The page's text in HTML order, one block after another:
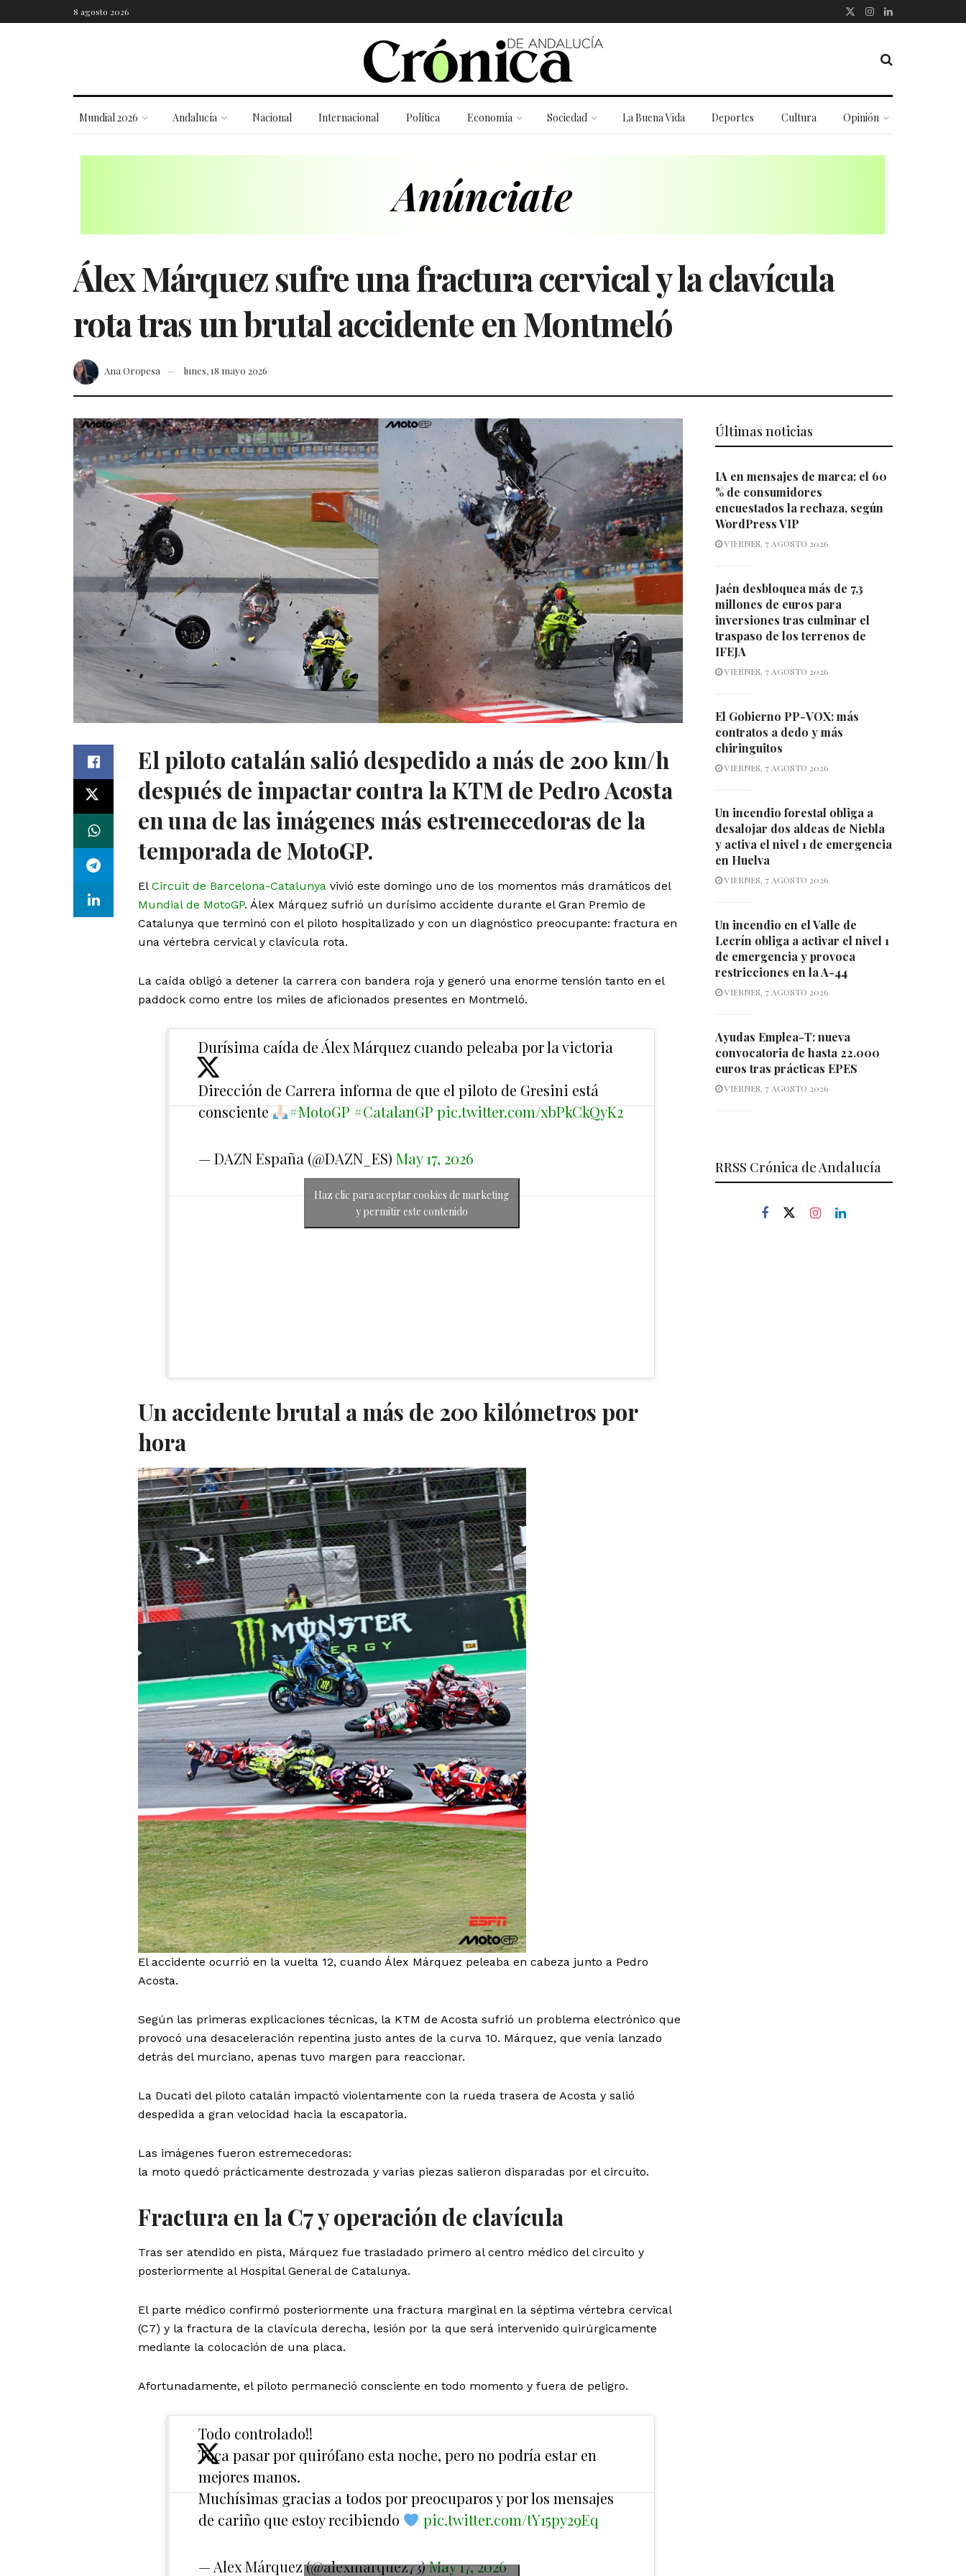
8 agosto 2026
Mundial 2026 Andalucía Nacional Internacional Política Economía Sociedad La Buena Vida Deportes Cultura Opinión
Álex Márquez sufre una fractura cervical y la clavícula
rota tras un brutal accidente en Montmeló
Ana Oropesa lunes, 18 mayo 2026
El piloto catalán salió despedido a más de 200 km/h
después de impactar contra la KTM de Pedro Acosta
en una de las imágenes más estremecedoras de la
temporada de MotoGP.
El Circuit de Barcelona-Catalunya vivió este domingo uno de los momentos más dramáticos del
Mundial de MotoGP. Álex Márquez sufrió un durísimo accidente durante el Gran Premio de
Catalunya que terminó con el piloto hospitalizado y con un diagnóstico preocupante: fractura en
una vértebra cervical y clavícula rota.
La caída obligó a detener la carrera con bandera roja y generó una enorme tensión tanto en el
paddock como entre los miles de aficionados presentes en Montmeló.
Durísima caída de Álex Márquez cuando peleaba por la victoria
Dirección de Carrera informa de que el piloto de Gresini está
consciente
#MotoGP #CatalanGP pic.twitter.com/xbPkCkQyK2
— DAZN España (@DAZN_ES) May 17, 2026
Haz clic para aceptar cookies de marketing
y permitir este contenido
Un accidente brutal a más de 200 kilómetros por
hora
El accidente ocurrió en la vuelta 12, cuando Álex Márquez peleaba en cabeza junto a Pedro
Acosta.
Según las primeras explicaciones técnicas, la KTM de Acosta sufrió un problema electrónico que
provocó una desaceleración repentina justo antes de la curva 10. Márquez, que venía lanzado
detrás del murciano, apenas tuvo margen para reaccionar.
La Ducati del piloto catalán impactó violentamente con la rueda trasera de Acosta y salió
despedida a gran velocidad hacia la escapatoria.
Las imágenes fueron estremecedoras:
la moto quedó prácticamente destrozada y varias piezas salieron disparadas por el circuito.
Fractura en la C7 y operación de clavícula
Tras ser atendido en pista, Márquez fue trasladado primero al centro médico del circuito y
posteriormente al Hospital General de Catalunya.
El parte médico confirmó posteriormente una fractura marginal en la séptima vértebra cervical
(C7) y la fractura de la clavícula derecha, lesión por la que será intervenido quirúrgicamente
mediante la colocación de una placa.
Afortunadamente, el piloto permaneció consciente en todo momento y fuera de peligro.
Todo controlado!!
Toca pasar por quirófano esta noche, pero no podría estar en
mejores manos.
Muchísimas gracias a todos por preocuparos y por los mensajes
de cariño que estoy recibiendo
pic.twitter.com/tY15py29Eq
— Alex Márquez (@alexmarquez73)May 17, 2026
Últimas noticias
IA en mensajes de marca: el 60
% de consumidores
encuestados la rechaza, según
WordPress VIP
VIERNES, 7 AGOSTO 2026
Jaén desbloquea más de 7,3
millones de euros para
inversiones tras culminar el
traspaso de los terrenos de
IFEJA
VIERNES, 7 AGOSTO 2026
El Gobierno PP-VOX: más
contratos a dedo y más
chiringuitos
VIERNES, 7 AGOSTO 2026
Un incendio forestal obliga a
desalojar dos aldeas de Niebla
y activa el nivel 1 de emergencia
en Huelva
VIERNES, 7 AGOSTO 2026
Un incendio en el Valle de
Lecrín obliga a activar el nivel 1
de emergencia y provoca
restricciones en la A-44
VIERNES, 7 AGOSTO 2026
Ayudas Emplea-T: nueva
convocatoria de hasta 22.000
euros tras prácticas EPES
VIERNES, 7 AGOSTO 2026
RRSS Crónica de Andalucía